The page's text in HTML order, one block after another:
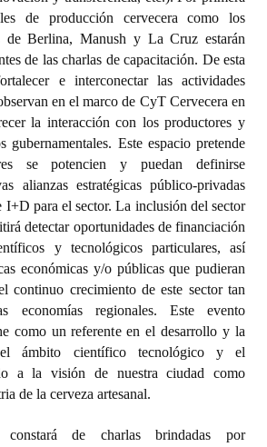
- Registro
Huellas - Registro
- Registro
Registro
- Registro
- Registro
intercultural
de producción cervecera como los
de Berlina, Manush y La Cruz estarán
de las charlas de capacitación. De esta
e interconectar las actividades
en el marco de CyT Cervecera en
la interacción con los productores y
gubernamentales. Este espacio pretende
se potencien y puedan definirse
alianzas estratégicas público-privadas
I+D para el sector. La inclusión del sector
detectar oportunidades de financiación
y tecnológicos particulares, así
económicas y/o públicas que pudieran
continuo crecimiento de este sector tan
economías regionales. Este evento
como un referente en el desarrollo y la
ámbito científico tecnológico y el
a la visión de nuestra ciudad como
de la cerveza artesanal.
constará de charlas brindadas por